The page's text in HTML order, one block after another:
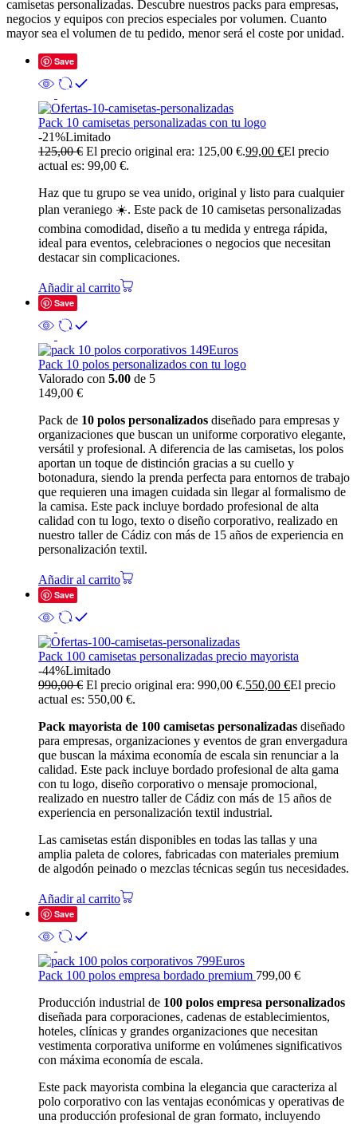
camisetas personalizadas. Descubre nuestros packs para empresas,
negocios y equipos con precios especiales por volumen. Cuanto
mayor sea el volumen de tu pedido, menor será el coste por unidad.
Save
Pack 10 camisetas personalizadas con tu logo
-21%Limitado
125,00€ El precio original era: 125,00 €.99,00 €El precio
actual es: 99,00 €.
Haz que tu grupo se vea unido, original y listo para cualquier
plan veraniego ☀️. Este pack de 10 camisetas personalizadas
combina comodidad, diseño a tu medida y entrega rápida,
ideal para eventos, celebraciones o negocios que necesitan
destacar sin complicaciones.
Añadir al carrito
Save
Pack 10 polos personalizados con tu logo
Valorado con 5.00 de 5
149,00 €
Pack de 10 polos personalizados diseñado para empresas y
organizaciones que buscan un uniforme corporativo elegante,
versátil y profesional. A diferencia de las camisetas, los polos
aportan un toque de distinción gracias a su cuello y
botonadura, siendo la prenda perfecta para entornos de trabajo
que requieren una imagen cuidada sin llegar al formalismo de
la camisa. Este pack incluye bordado profesional de alta
calidad con tu logo, texto o diseño corporativo, realizado en
nuestro taller de Cádiz con más de 15 años de experiencia en
personalización textil.
Añadir al carrito
Save
Pack 100 camisetas personalizadas precio mayorista
-44%Limitado
990,00€ El precio original era: 990,00 €.550,00 €El precio
actual es: 550,00 €.
Pack mayorista de 100 camisetas personalizadas diseñado
para empresas, organizaciones y eventos de gran envergadura
que buscan la máxima economía de escala sin renunciar a la
calidad. Este pack incluye bordado profesional de alta gama
con tu logo, diseño corporativo o mensaje promocional,
realizado en nuestro taller de Cádiz con más de 15 años de
experiencia en personalización textil industrial.
Las camisetas están disponibles en todas las tallas y una
amplia paleta de colores, fabricadas con materiales premium
de algodón peinado o mezclas técnicas según tus necesidades.
Añadir al carrito
Save
Pack 100 polos empresa bordado premium 799,00 €
Producción industrial de 100 polos empresa personalizados
diseñada para corporaciones, cadenas de establecimientos,
hoteles, clínicas y grandes organizaciones que necesitan
vestimenta corporativa uniforme en volúmenes significativos
con máxima economía de escala.
Este pack mayorista combina la elegancia que caracteriza al
polo corporativo con las ventajas económicas y operativas de
una producción profesional de gran formato, incluyendo